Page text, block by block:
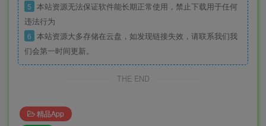
5 本站资源无法保证软件能长期正常使用，禁止下载用于任何
违法行为
6 本站资源大多存储在云盘，如发现链接失效，请联系我们我
们会第一时间更新。
THE END
精品App